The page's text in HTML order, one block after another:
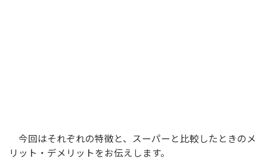
今回はそれぞれの特徴と、スーパーと比較したときのメ
リット・デメリットをお伝えします。